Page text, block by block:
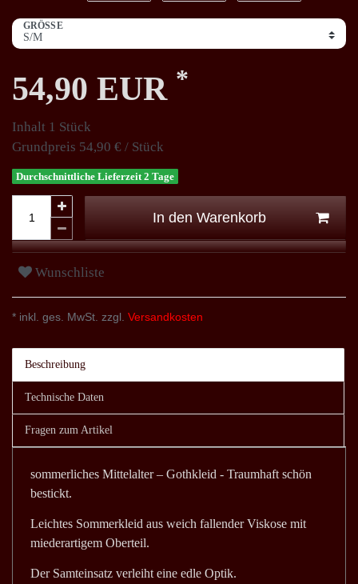
GRÖSSE
54,90 EUR *
Inhalt 1 Stück
Grundpreis 54,90 € / Stück
Durchschnittliche Lieferzeit 2 Tage
In den Warenkorb
Wunschliste
* inkl. ges. MwSt. zzgl. Versandkosten
Beschreibung
Technische Daten
Fragen zum Artikel
sommerliches Mittelalter – Gothkleid - Traumhaft schön
bestickt.
Leichtes Sommerkleid aus weich fallender Viskose mit
miederartigem Oberteil.
Der Samteinsatz verleiht eine edle Optik.